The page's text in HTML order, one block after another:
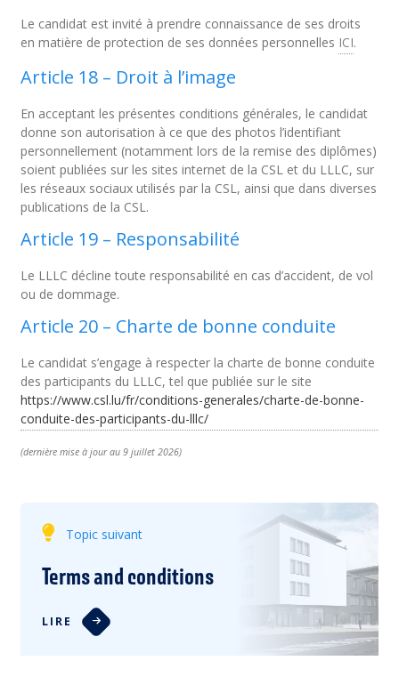
Le candidat est invité à prendre connaissance de ses droits
en matière de protection de ses données personnelles ICI.
Article 18 – Droit à l’image
En acceptant les présentes conditions générales, le candidat
donne son autorisation à ce que des photos l’identifiant
personnellement (notamment lors de la remise des diplômes)
soient publiées sur les sites internet de la CSL et du LLLC, sur
les réseaux sociaux utilisés par la CSL, ainsi que dans diverses
publications de la CSL.
Article 19 – Responsabilité
Le LLLC décline toute responsabilité en cas d’accident, de vol
ou de dommage.
Article 20 – Charte de bonne conduite
Le candidat s’engage à respecter la charte de bonne conduite
des participants du LLLC, tel que publiée sur le site
https://www.csl.lu/fr/conditions-generales/charte-de-bonne-
conduite-des-participants-du-lllc/
(dernière mise à jour au 9 juillet 2026)
Topic suivant
Terms and conditions
LIRE